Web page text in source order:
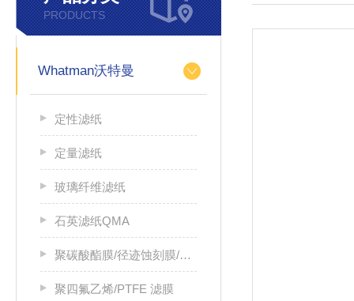
PRODUCTS
Whatman沃特曼
定性滤纸
定量滤纸
玻璃纤维滤纸
石英滤纸QMA
聚碳酸酯膜/径迹蚀刻膜/PC膜
聚四氟乙烯/PTFE 滤膜